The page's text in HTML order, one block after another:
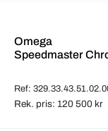
Omega
Speedmaster
Ref:
Rek. pris: 120 500 kr